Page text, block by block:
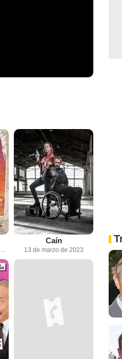
Fecha de estreno desconocida
Caín
13 de marzo de 2023